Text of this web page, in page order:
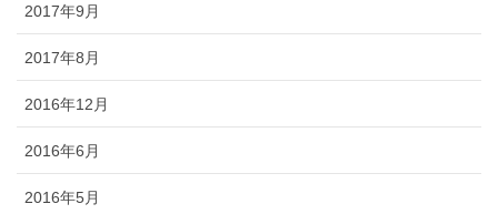
2017年9月
2017年8月
2016年12月
2016年6月
2016年5月